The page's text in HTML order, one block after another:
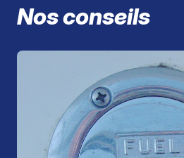
Nos conseils